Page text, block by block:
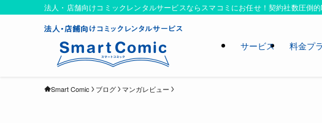
法人・店舗向けコミックレンタルサービスならスマコミにお任せ！契約社数圧倒
サービス 料金プ
Smart Comic ブログ マンガレビュー